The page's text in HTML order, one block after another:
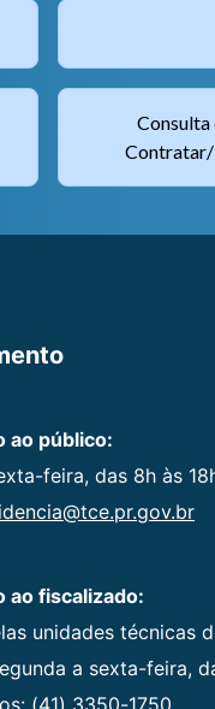
Consulta
Contratar/
ao público:
feira, das 8h às
ao fiscalizado:
unidades técnicas
a sexta-feira,
(41) 3350-1750.